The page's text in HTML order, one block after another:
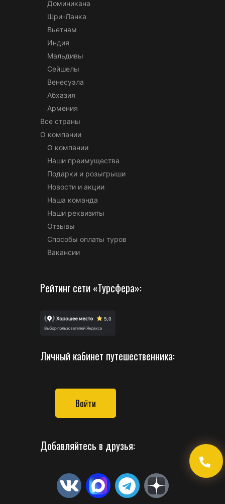
Доминикана
Шри-Ланка
Вьетнам
Индия
Мальдивы
Сейшелы
Венесуэла
Абхазия
Армения
Все страны
О компании
О компании
Наши преимущества
Подарки и розыгрыши
Новости и акции
Наша команда
Наши реквизиты
Отзывы
Способы оплаты туров
Вакансии
Рейтинг сети «Турсфера»:
Личный кабинет путешественника:
Войти
Добавляйтесь в друзья: